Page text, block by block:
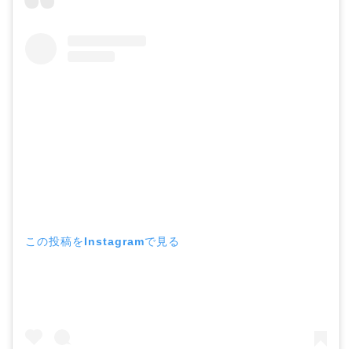
この投稿をInstagramで見る